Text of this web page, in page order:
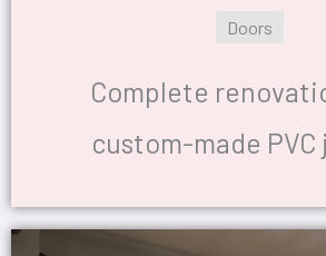
Doors
Complete
custom-made